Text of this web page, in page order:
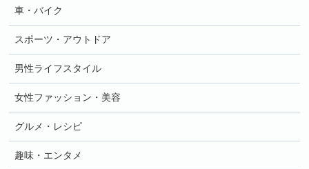
車・バイク
スポーツ・アウトドア
男性ライフスタイル
女性ファッション・美容
グルメ・レシピ
趣味・エンタメ